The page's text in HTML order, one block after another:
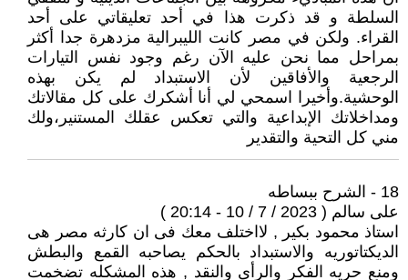
السلطة و قد ذكرت هذا في أحد تعليقاتي على أحد
القراء. ولكن في مصر كانت الليبرالية مزدهرة جدا أكثر
بمراحل مما نحن عليه الآن رغم وجود نفس التيارات
الرجعية والأفاقين لأن الاستبداد لم يكن بهذه
الوحشية.وأخيرا اسمحي لي ‏أنا أشكرك على كل مقالاتك
ومداخلاتك الإبداعية والتي تعكس عقلك المستنير،ولك
مني كل التحية والتقدير
18 - الشرح ببساطه
على سالم ( 2023 / 7 / 10 - 20:14 )
استاذ محمود بكير , لااختلف معك فى ان كارثه مصر هى
الديكتاتوريه والاستبداد بالحكم يصاحبه القمع والبطش
ومنع حريه الفكر والرأى والنقد , هذه المشكله تضخمت